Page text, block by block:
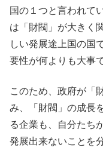
国の１つと言われて
は「財閥」が大きく
しい発展途上国の国
要性が何よりも大事
このため、政府が「
み、「財閥」の成長
る企業も、自分たち
発展出来ないことを